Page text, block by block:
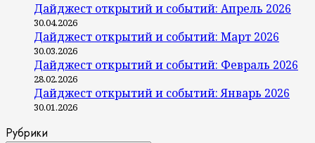
Дайджест открытий и событий: Апрель 2026
30.04.2026
Дайджест открытий и событий: Март 2026
30.03.2026
Дайджест открытий и событий: Февраль 2026
28.02.2026
Дайджест открытий и событий: Январь 2026
30.01.2026
Рубрики